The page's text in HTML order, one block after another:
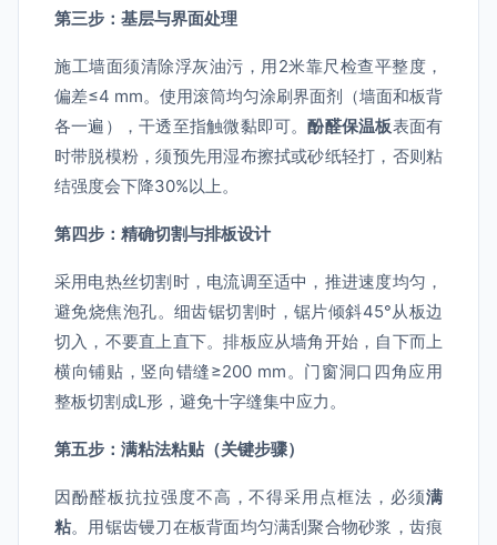
第三步：基层与界面处理
施工墙面须清除浮灰油污，用2米靠尺检查平整度，
偏差≤4 mm。使用滚筒均匀涂刷界面剂（墙面和板背
各一遍），干透至指触微黏即可。酚醛保温板表面有
时带脱模粉，须预先用湿布擦拭或砂纸轻打，否则粘
结强度会下降30%以上。
第四步：精确切割与排板设计
采用电热丝切割时，电流调至适中，推进速度均匀，
避免烧焦泡孔。细齿锯切割时，锯片倾斜45°从板边
切入，不要直上直下。排板应从墙角开始，自下而上
横向铺贴，竖向错缝≥200 mm。门窗洞口四角应用
整板切割成L形，避免十字缝集中应力。
第五步：满粘法粘贴（关键步骤）
因酚醛板抗拉强度不高，不得采用点框法，必须满
粘。用锯齿镘刀在板背面均匀满刮聚合物砂浆，齿痕